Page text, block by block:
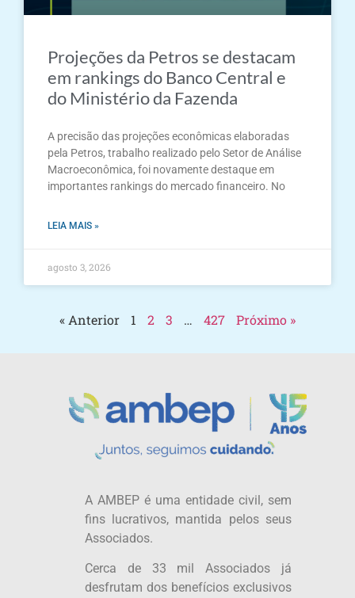
Projeções da Petros se destacam
em rankings do Banco Central e
do Ministério da Fazenda
A precisão das projeções econômicas elaboradas
pela Petros, trabalho realizado pelo Setor de Análise
Macroeconômica, foi novamente destaque em
importantes rankings do mercado financeiro. No
LEIA MAIS »
agosto 3, 2026
« Anterior 1 2 3 … 427 Próximo »
A AMBEP é uma entidade civil, sem
fins lucrativos, mantida pelos seus
Associados.
Cerca de 33 mil Associados já
desfrutam dos benefícios exclusivos